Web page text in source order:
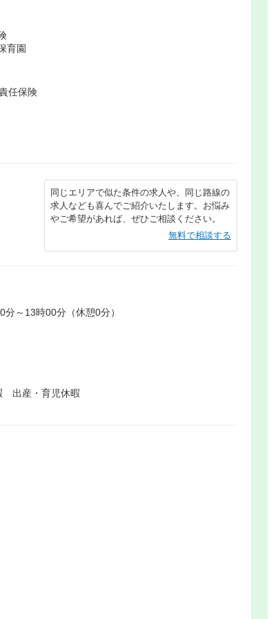
育園
任保険
同じエリアで似た条件の求人や、同じ路線の
求人なども喜んでご紹介いたします。お悩み
やご希望があれば、ぜひご相談ください。
無料で相談する
～13時00分（休憩0分）
出産・育児休暇